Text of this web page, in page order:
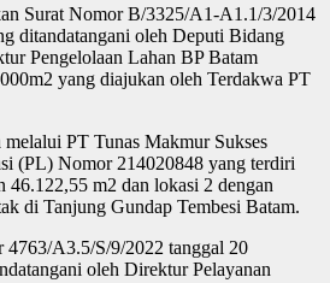
Surat Nomor B/3325/A1-A1.1/3/2014
ditandatangani oleh Deputi Bidang
Pengelolaan Lahan BP Batam
yang diajukan oleh Terdakwa PT
PT Tunas Makmur Sukses
(PL) Nomor 214020848 yang terdiri
46.122,55 m2 dan lokasi 2 dengan
di Tanjung Gundap Tembesi Batam.
4763/A3.5/S/9/2022 tanggal 20
oleh Direktur Pelayanan